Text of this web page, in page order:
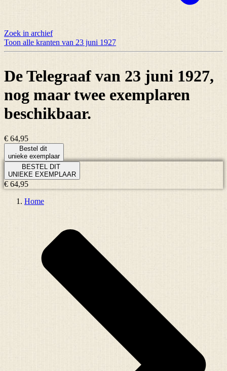
Zoek in archief
Toon alle kranten van 23 juni 1927
De Telegraaf van 23 juni 1927,
nog maartwee exemplaren
beschikbaar.
€ 64,95
Bestel dit
unieke exemplaar
BESTEL DIT
UNIEKE EXEMPLAAR
€ 64,95
Home